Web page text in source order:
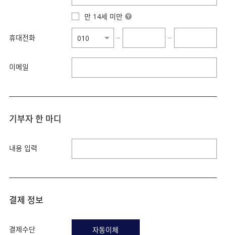
만 14세 미만
휴대전화 − −
이메일
기부자 한 마디
내용 입력
결제 정보
결제수단 자동이체